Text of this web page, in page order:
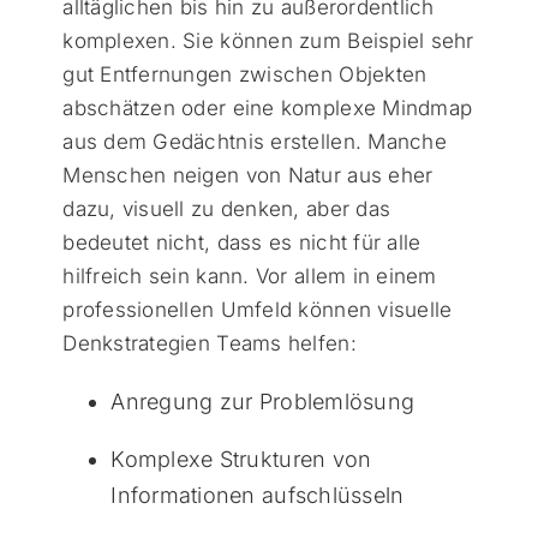
alltäglichen bis hin zu außerordentlich
komplexen. Sie können zum Beispiel sehr
gut Entfernungen zwischen Objekten
abschätzen oder eine komplexe Mindmap
aus dem Gedächtnis erstellen. Manche
Menschen neigen von Natur aus eher
dazu, visuell zu denken, aber das
bedeutet nicht, dass es nicht für alle
hilfreich sein kann. Vor allem in einem
professionellen Umfeld können visuelle
Denkstrategien Teams helfen:
Anregung zur Problemlösung
Komplexe Strukturen von
Informationen aufschlüsseln